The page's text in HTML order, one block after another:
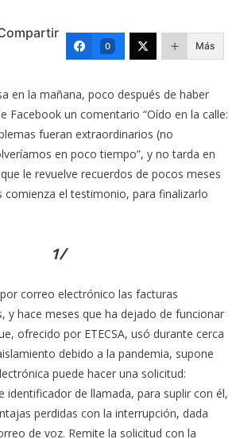
0 Más
en la mañana, poco después de haber
Facebook un comentario “Oído en la calle:
fueran extraordinarios (no
en poco tiempo”, y no tarda en
le revuelve recuerdos de pocos meses
comienza el testimonio, para finalizarlo
1/
correo electrónico las facturas
y hace meses que ha dejado de funcionar
ofrecido por ETECSA, usó durante cerca
debido a la pandemia, supone
puede hacer una solicitud:
identificador de llamada, para suplir con él,
perdidas con la interrupción, dada
de voz. Remite la solicitud con la